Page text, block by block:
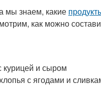
мы знаем, какие
как можно
курицей и сыром
с ягодами и